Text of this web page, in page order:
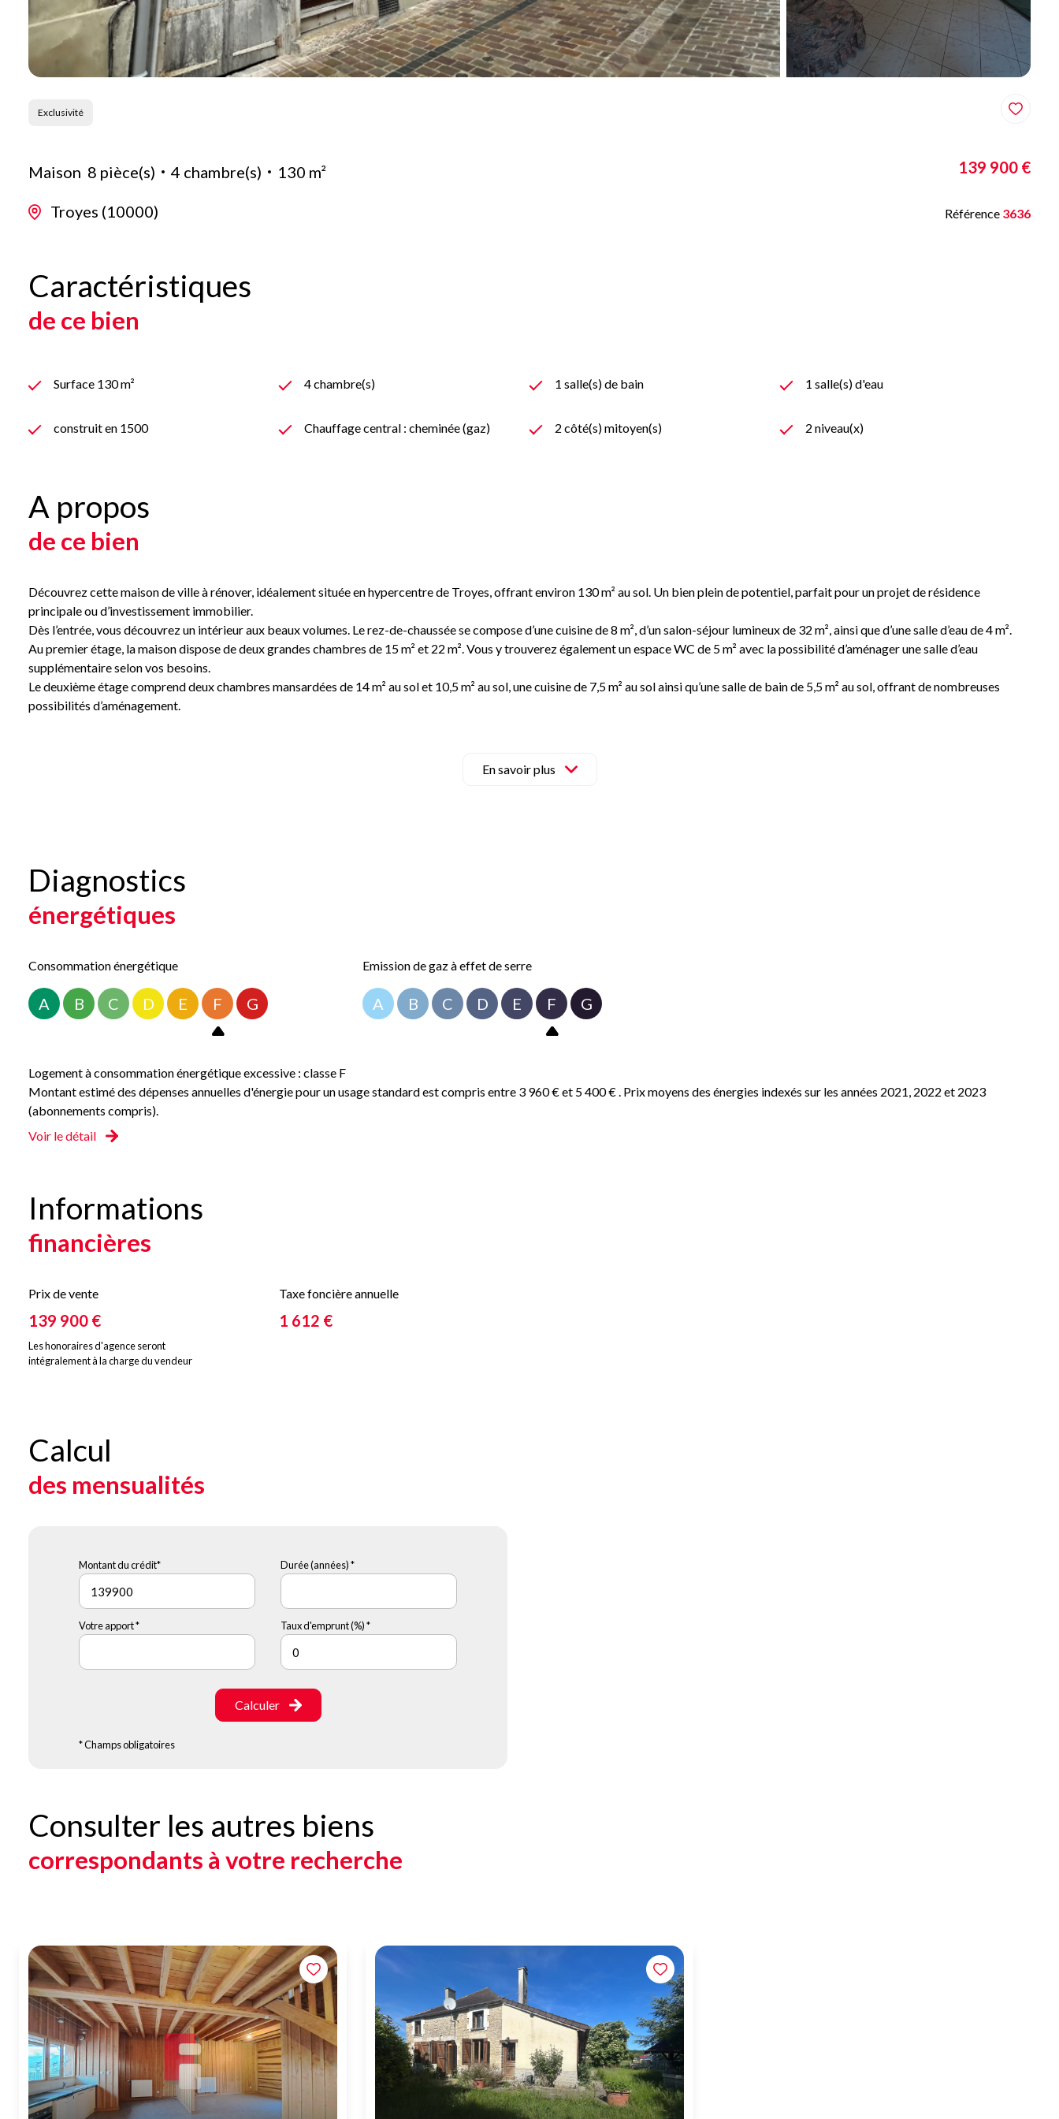
Exclusivité
Maison 8 pièce(s) 4 chambre(s) 130 m²
Troyes (10000)
139 900 €
Référence 3636
Caractéristiques
de ce bien
Surface 130 m² 4 chambre(s) 1 salle(s) de bain 1 salle(s) d'eau
construit en 1500 Chauffage central : cheminée (gaz) 2 côté(s) mitoyen(s) 2 niveau(x)
A propos
de ce bien
Découvrez cette maison de ville à rénover, idéalement située en hypercentre de Troyes, offrant environ 130 m² au sol. Un bien plein de potentiel, parfait pour un projet de résidence
principale ou d’investissement immobilier.
Dès l’entrée, vous découvrez un intérieur aux beaux volumes. Le rez-de-chaussée se compose d’une cuisine de 8 m², d’un salon-séjour lumineux de 32 m², ainsi que d’une salle d’eau de 4 m².
Au premier étage, la maison dispose de deux grandes chambres de 15 m² et 22 m². Vous y trouverez également un espace WC de 5 m² avec la possibilité d’aménager une salle d’eau
supplémentaire selon vos besoins.
Le deuxième étage comprend deux chambres mansardées de 14 m² au sol et 10,5 m² au sol, une cuisine de 7,5 m² au sol ainsi qu’une salle de bain de 5,5 m² au sol, offrant de nombreuses
possibilités d’aménagement.
Située en plein cœur de Troyes, cette maison offre une belle opportunité pour les amateurs de rénovation souhaitant créer un bien à leur image dans un secteur recherché.
En savoir plus
Diagnostics
énergétiques
Consommation énergétique
A B C D E F G
Emission de gaz à effet de serre
A B C D E F G
Logement à consommation énergétique excessive : classe F
Montant estimé des dépenses annuelles d'énergie pour un usage standard est compris entre 3 960 € et 5 400 € . Prix moyens des énergies indexés sur les années 2021, 2022 et 2023
(abonnements compris).
Voir le détail
Informations
financières
Prix de vente
139 900 €
Les honoraires d'agence seront
intégralement à la charge du vendeur
Taxe foncière annuelle
1 612 €
Calcul
des mensualités
Montant du crédit* Durée (années) *
Votre apport * Taux d'emprunt (%) *
Calculer
* Champs obligatoires
Consulter les autres biens
correspondants à votre recherche